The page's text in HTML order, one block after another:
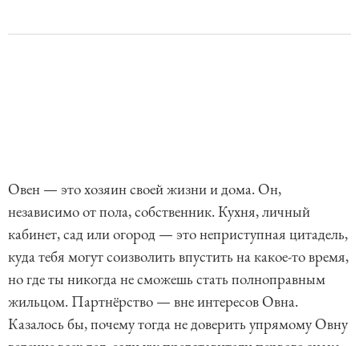
Овен — это хозяин своей жизни и дома. Он,
независимо от пола, собственник. Кухня, личный
кабинет, сад или огород — это неприступная цитадель,
куда тебя могут соизволить впустить на какое-то время,
но где ты никогда не сможешь стать полноправным
жильцом. Партнёрство — вне интересов Овна.
Казалось бы, почему тогда не доверить упрямому Овну